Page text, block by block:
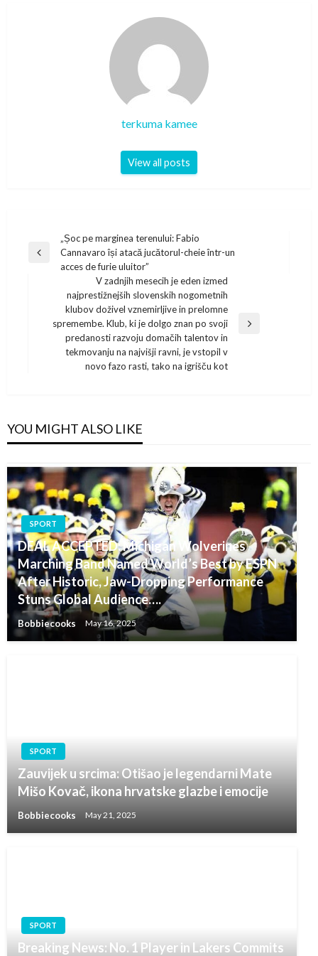
terkuma kamee
View all posts
navigation
Previous
„Șoc pe marginea terenului: Fabio
Cannavaro își atacă jucătorul-cheie într-un
acces de furie uluitor”
Next
V zadnjih mesecih je eden izmed
najprestižnejših slovenskih nogometnih
klubov doživel vznemirljive in prelomne
spremembe. Klub, ki je dolgo znan po svoji
predanosti razvoju domačih talentov in
tekmovanju na najvišji ravni, je vstopil v
novo fazo rasti, tako na igrišču kot
YOU MIGHT ALSO LIKE
SPORT
DEAL ACCEPTED: Michigan Wolverines
Marching Band Named World’s Best by ESPN
After Historic, Jaw-Dropping Performance
Stuns Global Audience….
Bobbiecooks May 16, 2025
SPORT
Zauvijek u srcima: Otišao je legendarni Mate
Mišo Kovač, ikona hrvatske glazbe i emocije
Bobbiecooks May 21, 2025
SPORT
Breaking News: No. 1 Player in Lakers Commits